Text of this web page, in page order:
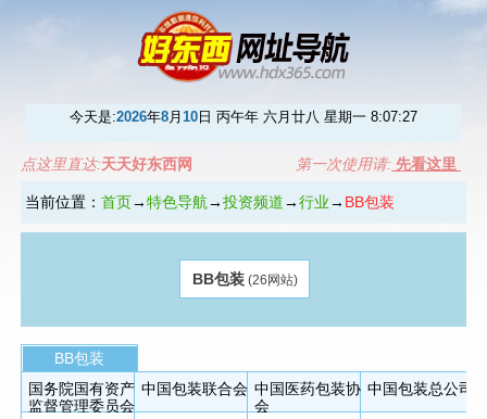
今天是:2026年8月 10日 丙午年 六月廿八 星期一 8:07:27
点这里直达:天天好东西网 第一次使用请: 先看这里
当前位置： 首页→特色导航→投资频道→行业→ BB包装
BB包装(26网站)
BB包装
国务院国有资产
监督管理委员会
中国包装联合会 中国医药包装协
会
中国包装总公司